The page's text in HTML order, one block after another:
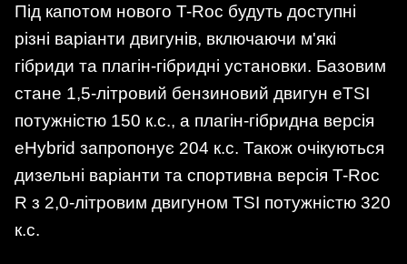
Під капотом нового T-Roc будуть доступні
різні варіанти двигунів, включаючи м'які
гібриди та плагін-гібридні установки. Базовим
стане 1,5-літровий бензиновий двигун eTSI
потужністю 150 к.с., а плагін-гібридна версія
eHybrid запропонує 204 к.с. Також очікуються
дизельні варіанти та спортивна версія T-Roc
R з 2,0-літровим двигуном TSI потужністю 320
к.с.